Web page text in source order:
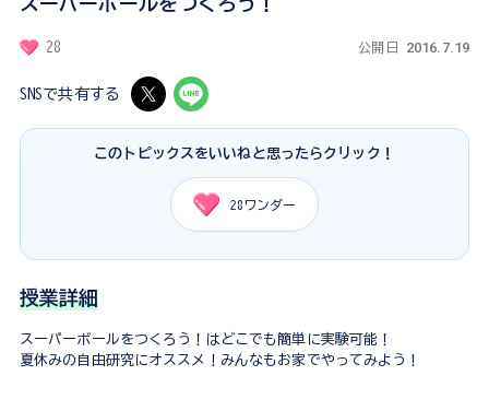
28 公開日 2016.7.19
SNSで共有する
このトピックスをいいねと思ったらクリック！
28 ワンダー
授業詳細
スーパーボールをつくろう！はどこでも簡単に実験可能！
夏休みの自由研究にオススメ！みんなもお家でやってみよう！